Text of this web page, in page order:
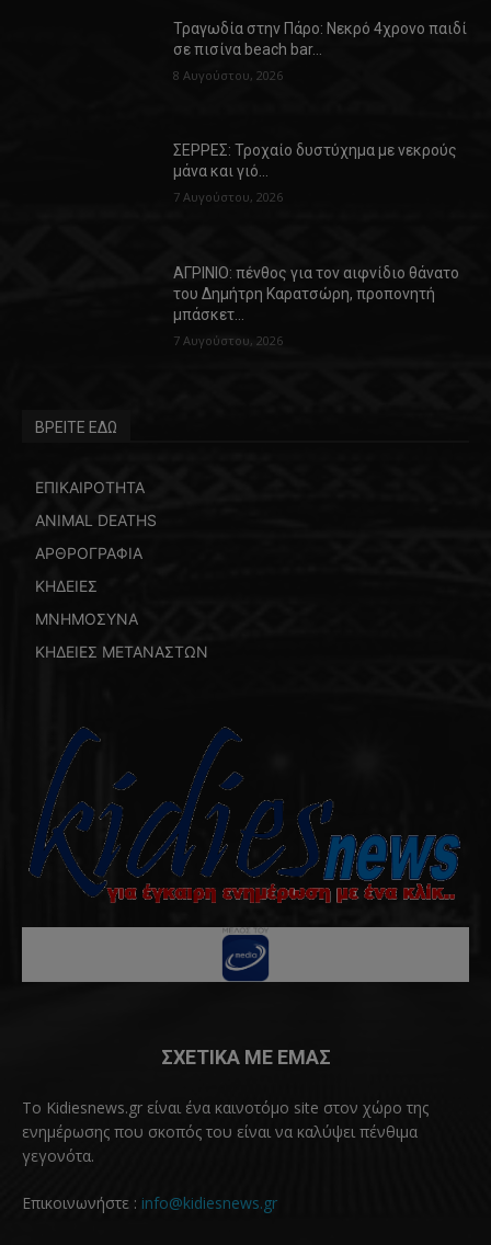
Τραγωδία στην Πάρο: Νεκρό 4χρονο παιδί
σε πισίνα beach bar…
8 Αυγούστου, 2026
ΣΕΡΡΕΣ: Τροχαίο δυστύχημα με νεκρούς
μάνα και γιό…
7 Αυγούστου, 2026
ΑΓΡΙΝΙΟ: πένθος για τον αιφνίδιο θάνατο
του Δημήτρη Καρατσώρη, προπονητή
μπάσκετ…
7 Αυγούστου, 2026
ΒΡΕΙΤΕ ΕΔΩ
ΕΠΙΚΑΙΡΟΤΗΤΑ
ANIMAL DEATHS
ΑΡΘΡΟΓΡΑΦΙΑ
ΚΗΔΕΙΕΣ
ΜΝΗΜΟΣΥΝΑ
ΚΗΔΕΙΕΣ ΜΕΤΑΝΑΣΤΩΝ
ΣΧΕΤΙΚΑ ΜΕ ΕΜΑΣ
Το Kidiesnews.gr είναι ένα καινοτόμο site στον χώρο της
ενημέρωσης που σκοπός του είναι να καλύψει πένθιμα
γεγονότα.
Επικοινωνήστε : info@kidiesnews.gr